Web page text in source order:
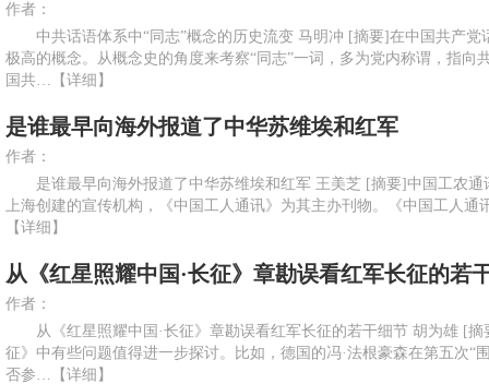
作者：
中共话语体系中“同志”概念的历史流变 马明冲 [摘要]在中国共产党
极高的概念。从概念史的角度来考察“同志”一词，多为党内称谓，指向
国共… 【详细】
是谁最早向海外报道了中华苏维埃和红军
作者：
是谁最早向海外报道了中华苏维埃和红军 王美芝 [摘要]中国工农通
上海创建的宣传机构，《中国工人通讯》为其主办刊物。《中国工人
【详细】
从《红星照耀中国·长征》章勘误看红军长征的若
作者：
从《红星照耀中国·长征》章勘误看红军长征的若干细节 胡为雄 [摘
征》中有些问题值得进一步探讨。比如，德国的冯·法根豪森在第五次“
否参… 【详细】